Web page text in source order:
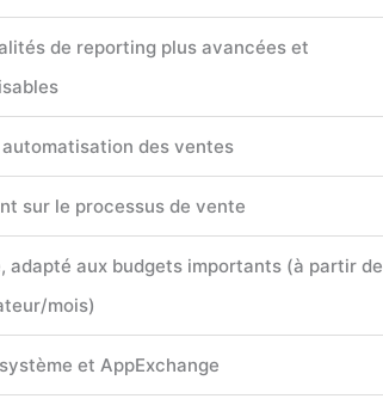
de reporting plus avancées et
automatisation des ventes
sur le processus de vente
adapté aux budgets importants (à partir de
mois)
et AppExchange